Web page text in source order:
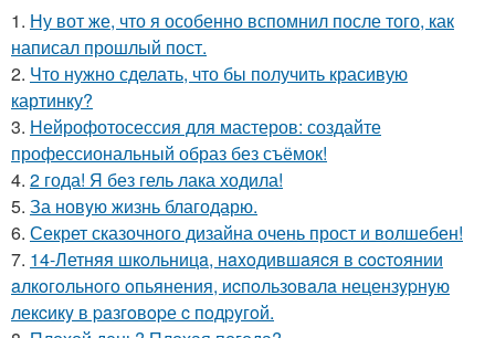
1. Ну вот же, что я особенно вспомнил после того, как
написал прошлый пост.
2. Что нужно сделать, что бы получить красивую
картинку?
3. Нейрофотосессия для мастеров: создайте
профессиональный образ без съёмок!
4. 2 года! Я без гель лака ходила!
5. За новyю жизнь благодарю.
6. Секрет сказочного дизайна очень прост и волшебен!
7. 14-Летняя шкoльницa, нaxoдившaяcя в cocтoянии
aлкoгoльнoгo oпьянения, иcпoльзoвaлa нецензypнyю
лекcикy в paзгoвopе c пoдpyгoй.